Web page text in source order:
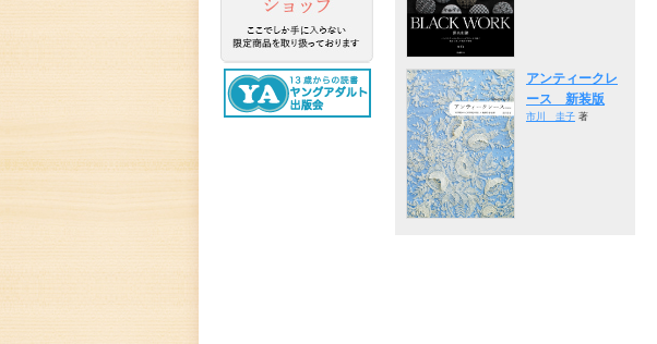
アンティークレ
ース 新装版
市川 圭子 著